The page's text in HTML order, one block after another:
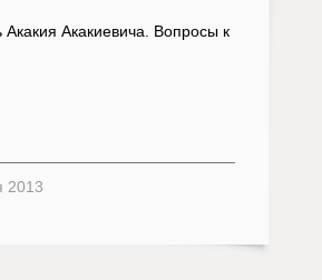
Акакия Акакиевича. Вопросы к
2013